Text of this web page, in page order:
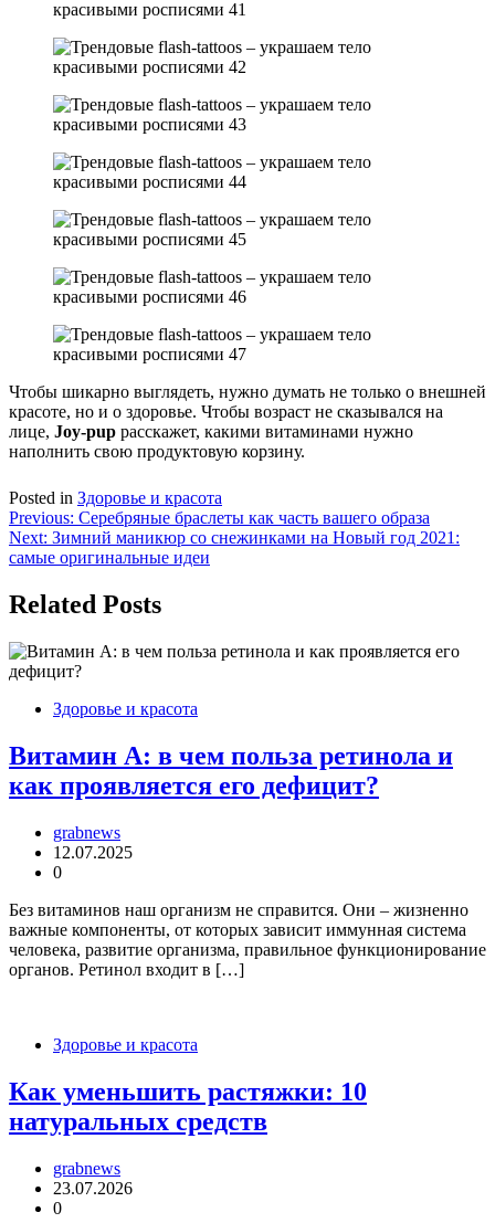
Чтобы шикарно выглядеть, нужно думать не только о внешней
красоте, но и о здоровье. Чтобы возраст не сказывался на
лице, Joy-pup расскажет, какими витаминами нужно
наполнить свою продуктовую корзину.
Posted in Здоровье и красота
Навигация
по
Previous: Серебряные браслеты как часть вашего образа
Next: Зимний маникюр со снежинками на Новый год 2021:
самые оригинальные идеи
Related Posts
Здоровье и красота
Витамин А: в чем польза ретинола и
как проявляется его дефицит?
grabnews
12.07.2025
0
Без витаминов наш организм не справится. Они – жизненно
важные компоненты, от которых зависит иммунная система
человека, развитие организма, правильное функционирование
органов. Ретинол входит в […]
Здоровье и красота
Как уменьшить растяжки: 10
натуральных средств
grabnews
23.07.2026
0